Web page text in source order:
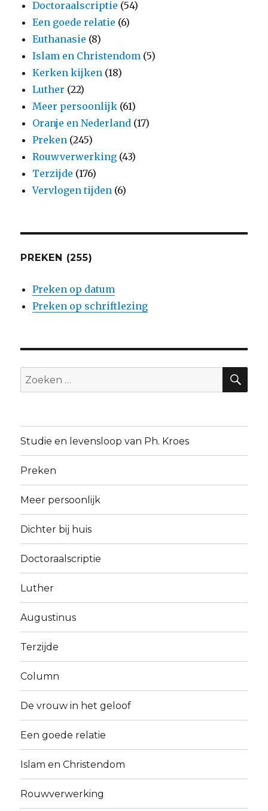
Doctoraalscriptie (54)
Een goede relatie (6)
Euthanasie (8)
Islam en Christendom (5)
Kerken kijken (18)
Luther (22)
Meer persoonlijk (61)
Oranje en Nederland (17)
Preken (245)
Rouwverwerking (43)
Terzijde (176)
Vervlogen tijden (6)
PREKEN (255)
Preken op datum
Preken op schriftlezing
Zoeken
naar:
Studie en levensloop van Ph. Kroes
Preken
Meer persoonlijk
Dichter bij huis
Doctoraalscriptie
Luther
Augustinus
Terzijde
Column
De vrouw in het geloof
Een goede relatie
Islam en Christendom
Rouwverwerking